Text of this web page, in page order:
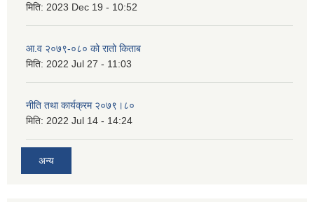
मिति: 2023 Dec 19 - 10:52
आ.व २०७९-०८० को रातो किताब
मिति: 2022 Jul 27 - 11:03
नीति तथा कार्यक्रम २०७९।८०
मिति: 2022 Jul 14 - 14:24
अन्य